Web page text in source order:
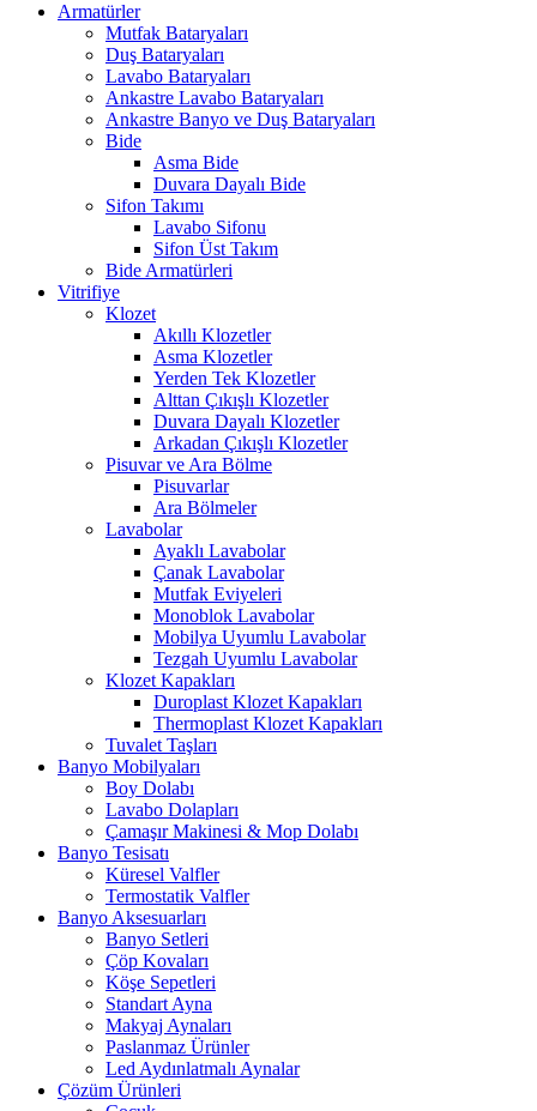
Armatürler
Mutfak Bataryaları
Duş Bataryaları
Lavabo Bataryaları
Ankastre Lavabo Bataryaları
Ankastre Banyo ve Duş Bataryaları
Bide
Asma Bide
Duvara Dayalı Bide
Sifon Takımı
Lavabo Sifonu
Sifon Üst Takım
Bide Armatürleri
Vitrifiye
Klozet
Akıllı Klozetler
Asma Klozetler
Yerden Tek Klozetler
Alttan Çıkışlı Klozetler
Duvara Dayalı Klozetler
Arkadan Çıkışlı Klozetler
Pisuvar ve Ara Bölme
Pisuvarlar
Ara Bölmeler
Lavabolar
Ayaklı Lavabolar
Çanak Lavabolar
Mutfak Eviyeleri
Monoblok Lavabolar
Mobilya Uyumlu Lavabolar
Tezgah Uyumlu Lavabolar
Klozet Kapakları
Duroplast Klozet Kapakları
Thermoplast Klozet Kapakları
Tuvalet Taşları
Banyo Mobilyaları
Boy Dolabı
Lavabo Dolapları
Çamaşır Makinesi & Mop Dolabı
Banyo Tesisatı
Küresel Valfler
Termostatik Valfler
Banyo Aksesuarları
Banyo Setleri
Çöp Kovaları
Köşe Sepetleri
Standart Ayna
Makyaj Aynaları
Paslanmaz Ürünler
Led Aydınlatmalı Aynalar
Çözüm Ürünleri